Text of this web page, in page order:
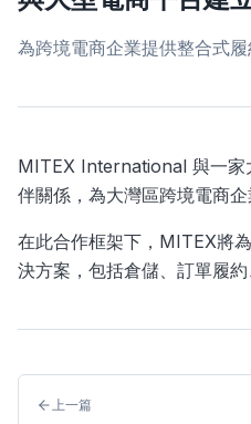
為跨境電商企業提供整合式履
MITEX International 與一家
伴關係，為大灣區跨境電商企
在此合作框架下，MITEX將
決方案，包括倉儲、訂單履約
上一篇